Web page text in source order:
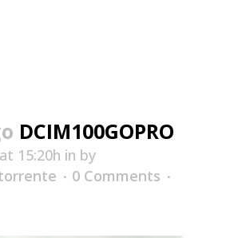
DCIM100GOPRO
15:20h in by
0 Comments